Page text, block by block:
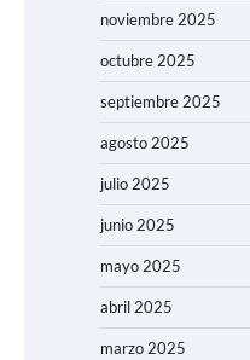
noviembre 2025
octubre 2025
septiembre 2025
agosto 2025
julio 2025
junio 2025
mayo 2025
abril 2025
marzo 2025